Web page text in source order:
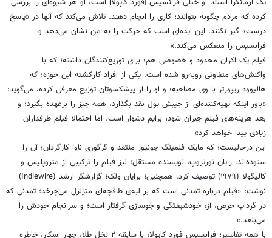
یک آرمانگرا است. او خیلی فرانسیس [فورد کاپولا] است، او هر شیوه‌ای را بررسی
کرده که مردم چگونه بتوانند؛ کاری را انجام دهند. تلاش می‌کند که آنها در «پاسخ
درست» گیر نکنند. این ایده‌ای است که حرکت را به من نشان می‌دهد و
فرانسیس را منعکس می‌کند.»
فیلم یک اکران محدود و خصوصی هم؛ برای توزیع‌کنندگان داشته؛ که با
واکنش‌های متفاوتی روبه‌رو شده است. یکی از افراد کارکشته این حوزه؛ که
هالیوود ریپورتر با وی مصاحبه؛ و او را از پیشکسوتان توزیع معرفی کرده، می‌گوید:
«باور اینکه تهیه‌کننده‌ای از جیبش پول نقد بگذارد، همه چیز را برعهده بگیرد؛ و
بعد هزینه‌های فیلم جبران شود، برایم دشوار است. اما احتمالا فیلم طرفداران
زیادی پیدا خواهد کرد»
این درحالیست؛ که مایک فلمینگ جونیور منتقد و گرگوری ناوا کارگردان؛ آن را
ستوده‌اند. رایان نورتروپ، نویسنده مستقل؛ نیز فیلم را ترکیبی از متروپلیس و
کالیگولا (۱۹۷۹) توصیف کرد. همچنین؛ برایان ولک؛ گزارشگر ارشد (Indiewire)
نوشت: «فیلم درباره تمدنی است که بر لبه‌ی طاقچه‌ای متزلزل می‌چرخد؛ تمدنی که
در گرداب حرص، آز، خودشیفتگی و جَوسازی گرفتار است؛ و سرانجام خودش را
می‌بلعد.»
با همه تفاسیر؛ فرانسیس فورد کاپولا، با سابقه ۲ نخل طلا، چهار اسکار، خاطره